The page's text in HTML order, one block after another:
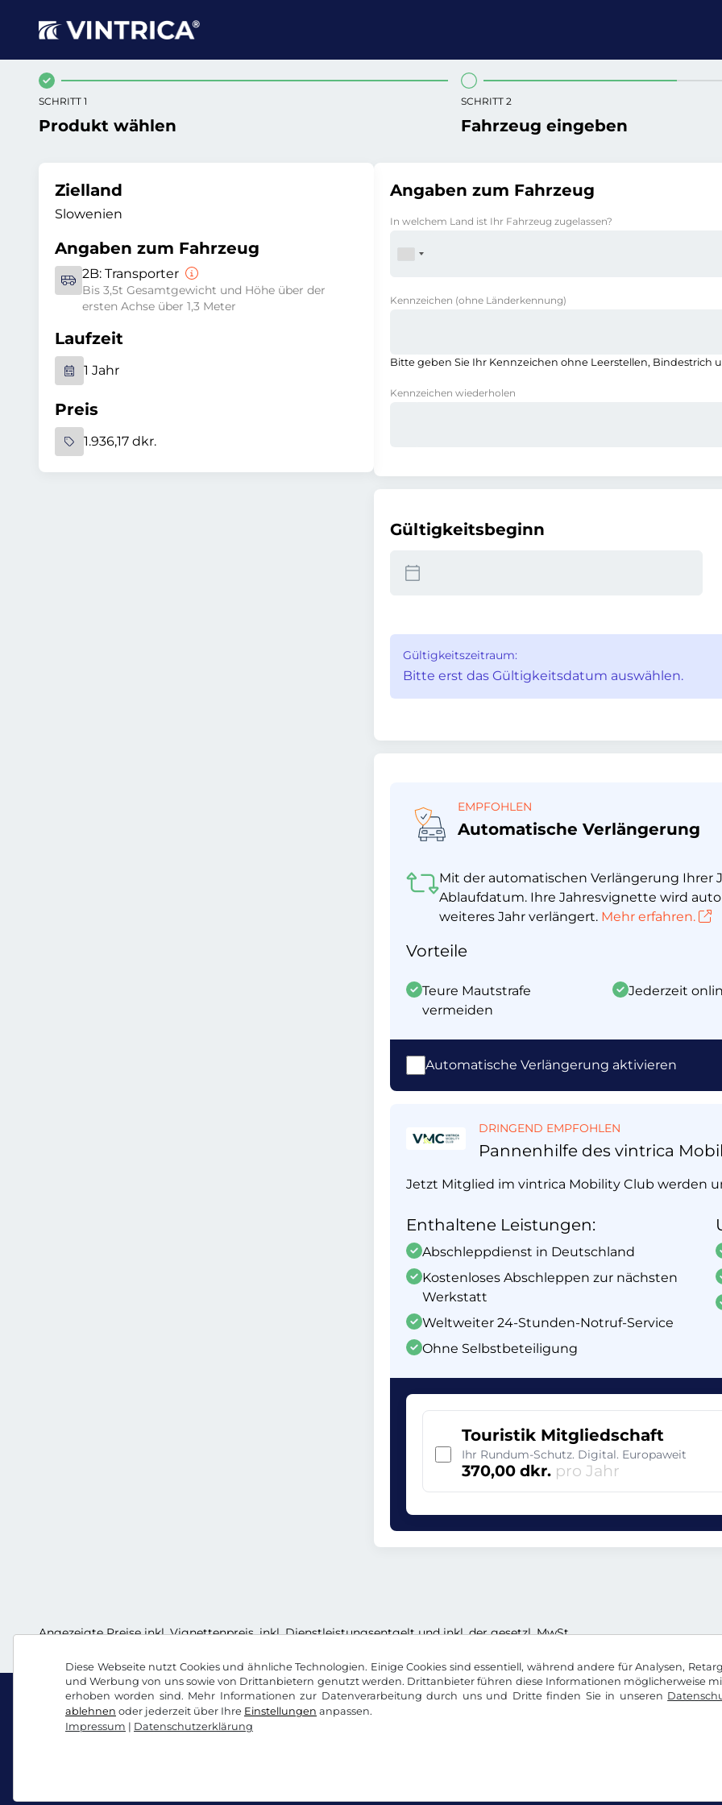
Diese Webseite nutzt Cookies und ähnliche Technologien. Einige Cookies sind essentiell, während andere für Analysen,
und Werbung von uns sowie von Drittanbietern genutzt werden. Drittanbieter führen diese Informationen möglicherweise
erhoben worden sind. Mehr Informationen zur Datenverarbeitung durch uns und Dritte finden Sie in unseren
ablehnen oder jederzeit über Ihre Einstellungen anpassen.
Impressum | Datenschutzerklärung
SCHRITT 1
Produkt wählen
SCHRITT 2
Fahrzeug eingeben
Zielland
Slowenien
Angaben zum Fahrzeug
2B: Transporter
Bis 3,5t Gesamtgewicht und Höhe über der
ersten Achse über 1,3 Meter
Laufzeit
1 Jahr
Preis
1.936,17 dkr.
Angaben zum Fahrzeug
In welchem Land ist Ihr Fahrzeug zugelassen?
Kennzeichen (ohne Länderkennung)
Bitte geben Sie Ihr Kennzeichen ohne Leerstellen, Bindestrich
Kennzeichen wiederholen
Gültigkeitsbeginn
Gültigkeitszeitraum:
Bitte erst das Gültigkeitsdatum auswählen.
EMPFOHLEN
Automatische Verlängerung
Mit der automatischen Verlängerung Ihrer
Ablaufdatum. Ihre Jahresvignette wird
weiteres Jahr verlängert. Mehr erfahren.
Vorteile
Teure Mautstrafe
vermeiden
Jederzeit
Automatische Verlängerung aktivieren
DRINGEND EMPFOHLEN
Pannenhilfe des vintrica
Jetzt Mitglied im vintrica Mobility Club werden
Enthaltene Leistungen:
Abschleppdienst in Deutschland
Kostenloses Abschleppen zur nächsten
Werkstatt
Weltweiter 24-Stunden-Notruf-Service
Ohne Selbstbeteiligung
Touristik Mitgliedschaft
Ihr Rundum-Schutz. Digital. Europaweit
370,00 dkr. pro Jahr
Angezeigte Preise inkl. Vignettenpreis, inkl. Dienstleistungsentgelt und inkl. der gesetzl. MwSt.